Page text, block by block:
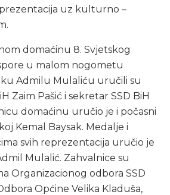
uz kulturno –
domaćinu 8. Svjetskog
u malom nogometu
Admilu Mulaliću uručili su
Zaim Pašić i sekretar SSD BiH
domaćinu uručio je i počasni
Kemal Baysak. Medalje i
svih reprezentacija uručio je
Mulalić. Zahvalnice su
Organizacionog odbora SSD
Općine Velika Kladuša,